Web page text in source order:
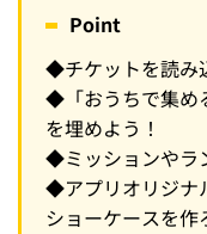
Point
◆チケットを読み
◆「おうちで集め
を埋めよう！
◆ミッションやラ
◆アプリオリジナ
ショーケースを作